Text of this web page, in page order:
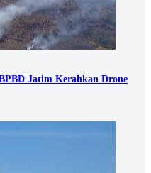
Jatim Kerahkan Drone